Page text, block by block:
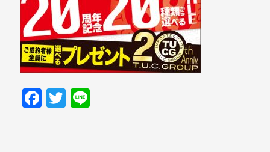
Facebook
Twitter